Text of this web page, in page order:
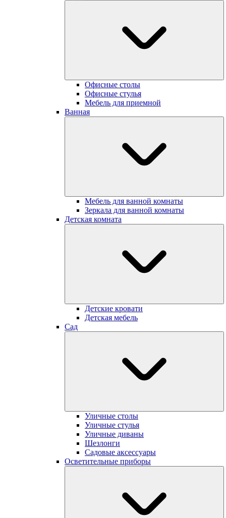
Офисные столы
Офисные стулья
Мебель для приемной
Ванная
Мебель для ванной комнаты
Зеркала для ванной комнаты
Детская комната
Детские кровати
Детская мебель
Сад
Уличные столы
Уличные стулья
Уличные диваны
Шезлонги
Садовые аксессуары
Осветительные приборы